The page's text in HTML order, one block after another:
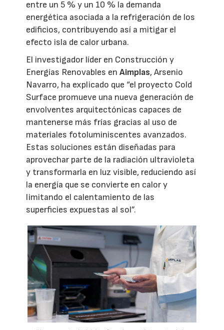
entre un 5 % y un 10 % la demanda
energética asociada a la refrigeración de los
edificios, contribuyendo así a mitigar el
efecto isla de calor urbana.
El investigador líder en Construcción y
Energías Renovables enAimplas, Arsenio
Navarro, ha explicado que “el proyecto Cold
Surface promueve una nueva generación de
envolventes arquitectónicas capaces de
mantenerse más frías gracias al uso de
materiales fotoluminiscentes avanzados.
Estas soluciones están diseñadas para
aprovechar parte de la radiación ultravioleta
y transformarla en luz visible, reduciendo así
la energía que se convierte en calor y
limitando el calentamiento de las
superficies expuestas al sol”.